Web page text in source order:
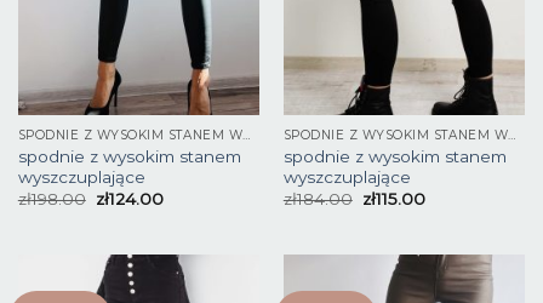
SPODNIE Z WYSOKIM STANEM WYSZCZUPLAJĄCE
spodnie z wysokim stanem
wyszczuplające
zł198.00 zł124.00
SPODNIE Z WYSOKIM STANEM WYSZCZUPLAJĄCE
spodnie z wysokim stanem
wyszczuplające
zł184.00 zł115.00